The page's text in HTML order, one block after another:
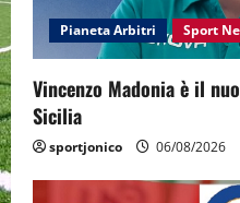
Pianeta Arbitri Sport
Vincenzo Madonia è il
Sicilia
sportjonico 06/08/2026